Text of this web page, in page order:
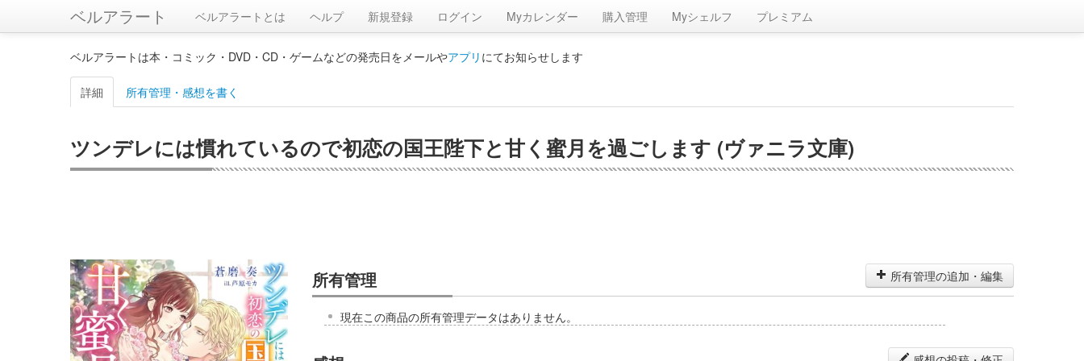
ベルアラート ベルアラートとは ヘルプ 新規登録 ログイン Myカレンダー 購入管理 Myシェルフ プレミアム
ベルアラートは本・コミック・DVD・CD・ゲームなどの発売日をメールやアプリ にてお知らせします
詳細 所有管理・感想を書く
ツンデレには慣れているので初恋の国王陛下と甘く蜜月を過ごします (ヴァニラ文庫)
所有管理 所有管理の追加・編集
現在この商品の所有管理データはありません。